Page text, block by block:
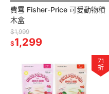
費雪 Fisher-Price 可愛動物積
木盒
$1,999
$1,299
71
折